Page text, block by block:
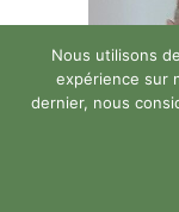
Nous utilisons
expérience sur
dernier, nous